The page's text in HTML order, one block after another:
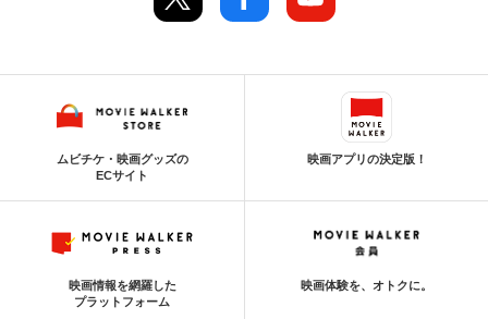
ムビチケ・映画グッズの
ECサイト
映画アプリの決定版！
映画情報を網羅した
プラットフォーム
映画体験を、オトクに。